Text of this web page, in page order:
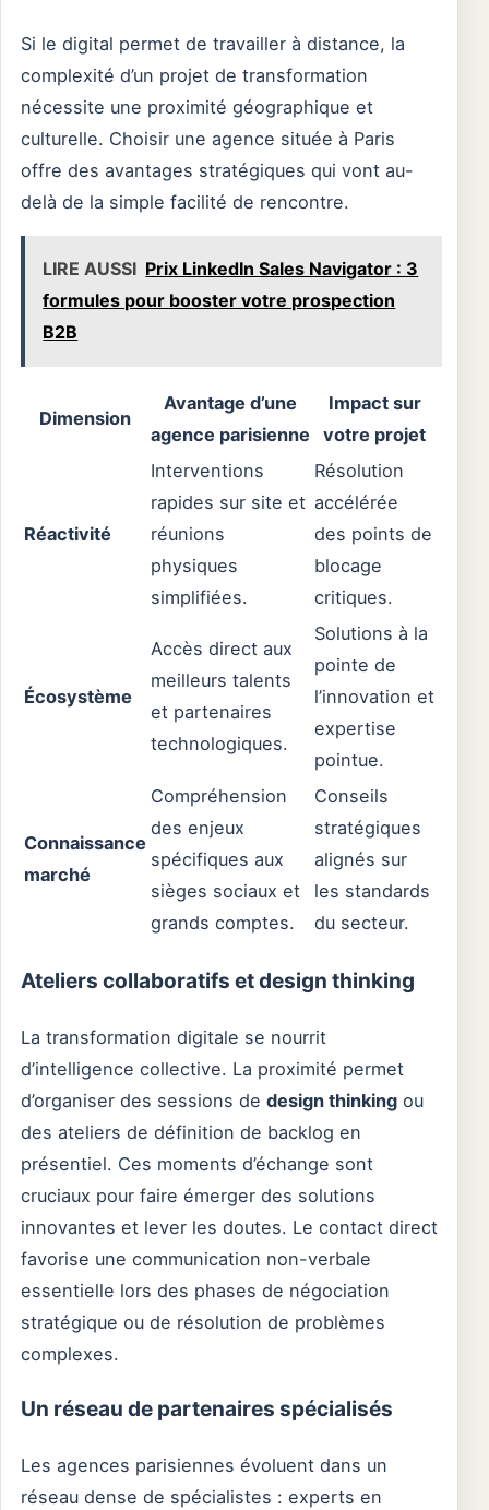
Si le digital permet de travailler à distance, la
complexité d’un projet de transformation
nécessite une proximité géographique et
culturelle. Choisir une agence située à Paris
offre des avantages stratégiques qui vont au-
delà de la simple facilité de rencontre.
LIRE AUSSI Prix LinkedIn Sales Navigator : 3
formules pour booster votre prospection
B2B
Dimension
Avantage d’une
agence parisienne
Impact sur
votre projet
Réactivité
Interventions
rapides sur site et
réunions
physiques
simplifiées.
Résolution
accélérée
des points de
blocage
critiques.
Écosystème
Accès direct aux
meilleurs talents
et partenaires
technologiques.
Solutions à la
pointe de
l’innovation et
expertise
pointue.
Connaissance
marché
Compréhension
des enjeux
spécifiques aux
sièges sociaux et
grands comptes.
Conseils
stratégiques
alignés sur
les standards
du secteur.
Ateliers collaboratifs et design thinking
La transformation digitale se nourrit
d’intelligence collective. La proximité permet
d’organiser des sessions de design thinking ou
des ateliers de définition de backlog en
présentiel. Ces moments d’échange sont
cruciaux pour faire émerger des solutions
innovantes et lever les doutes. Le contact direct
favorise une communication non-verbale
essentielle lors des phases de négociation
stratégique ou de résolution de problèmes
complexes.
Un réseau de partenaires spécialisés
Les agences parisiennes évoluent dans un
réseau dense de spécialistes : experts en